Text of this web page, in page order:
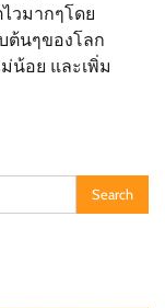
วมากๆโดย
ต้นๆของโลก
น้อย และเพิ่ม